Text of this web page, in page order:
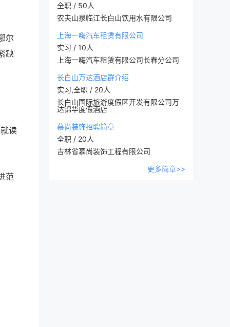
全职 / 50人
农夫山泉临江长白山饮用水有限公司
上海一嗨汽车租赁有限公司
实习 / 10人
上海一嗨汽车租赁有限公司长春分公司
长白山万达酒店群介绍
实习,全职 / 20人
长白山国际旅游度假区开发有限公司万
达锦华度假酒店
慕尚装饰招聘简章
全职 / 20人
吉林省慕尚装饰工程有限公司
更多简章>>
尔
缺
读
范